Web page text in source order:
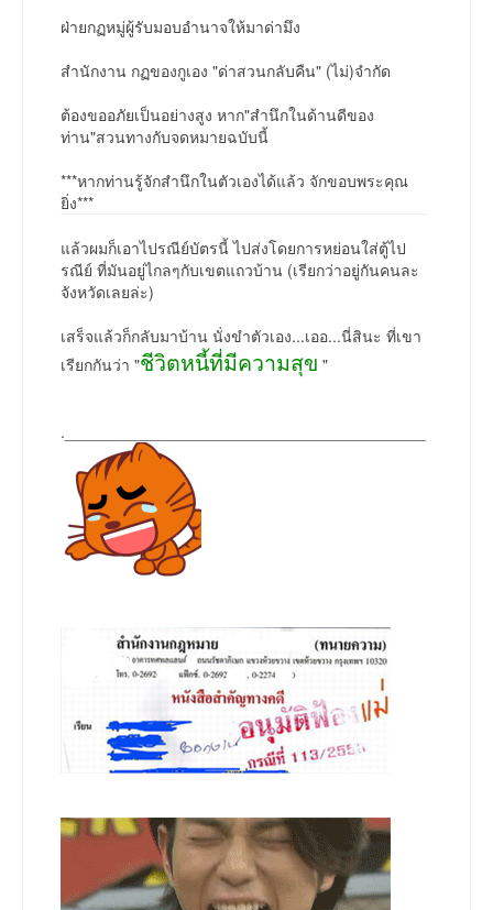
ฝ่ายกฏหมู่ผู้รับมอบอำนาจให้มาด่ามึง
สำนักงาน กฏของกูเอง "ด่าสวนกลับคืน" (ไม่)จำกัด
ต้องขออภัยเป็นอย่างสูง หาก"สำนึกในด้านดีของ
ท่าน"สวนทางกับจดหมายฉบับนี้
***หากท่านรู้จักสำนึกในตัวเองได้แล้ว จักขอบพระคุณ
ยิ่ง***
แล้วผมก็เอาไปรณีย์บัตรนี้ ไปส่งโดยการหย่อนใส่ตู้ไป
รณีย์ ที่มันอยู่ไกลๆกับเขตแถวบ้าน (เรียกว่าอยู่กันคนละ
จังหวัดเลยล่ะ)
เสร็จแล้วก็กลับมาบ้าน นั่งขำตัวเอง...เออ...นี่สินะ ที่เขา
เรียกกันว่า "ชีวิตหนี้ที่มีความสุข "
._________________________________________